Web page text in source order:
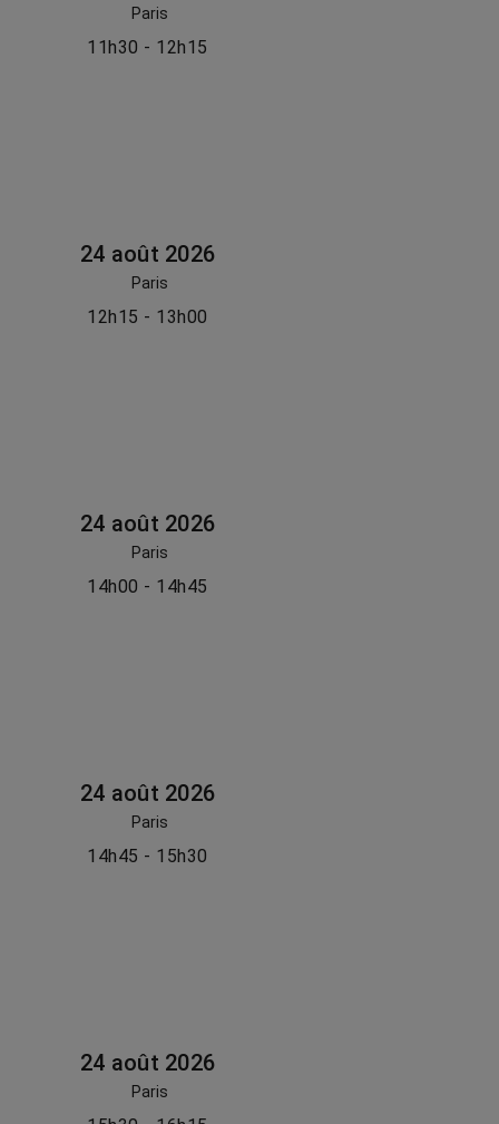
Paris
11h30 - 12h15
24 août 2026
Paris
12h15 - 13h00
24 août 2026
Paris
14h00 - 14h45
24 août 2026
Paris
14h45 - 15h30
24 août 2026
Paris